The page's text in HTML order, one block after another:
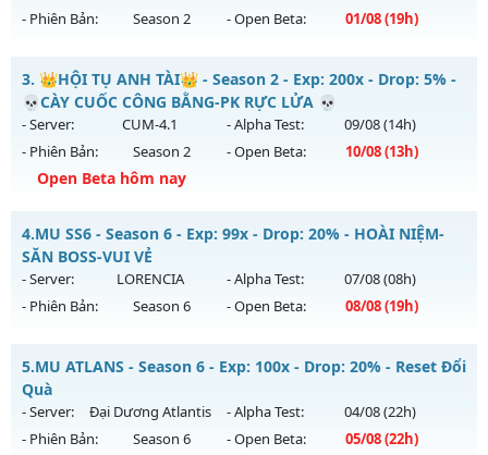
Exp: 9999x - Drop: 90%
Thể loại: Mu Custom thêm đồ mới
Antihack: Gold dragon
- Phiên Bản:
Season 2 - Open Beta: 01/08(19h)
MU CỔ XƯA - Cày Cuốc 100%, Không Custom
Mu mới ra tháng 08 2026 - Mở máy chủ HOÀI NIỆM
ngày 01/08/2626
Exp: 100x - Drop: 10%
Kiểu reset: Reset In Game
Antihack: Phiên bản mới nhất
3. 👑HỘI TỤ ANH TÀI👑 - Season 2 - Exp: 200x - Drop: 5% -
💀CÀY CUỐC CÔNG BẰNG-PK RỰC LỬA 💀
- Server: CUM-4.1 - Alpha Test: 09/08(14h)
- Phiên Bản:
Season 2 - Open Beta: 10/08(13h)
Open Beta hôm nay
👑HỘI TỤ ANH TÀI👑 - 💀CÀY CUỐC CÔNG BẰNG-PK RỰC
LỬA 💀
Mu mới ra tháng 08 2026 - Mở máy chủ
CUM-4.1vào 13h
ngày 10/08/2626
Kiểu reset: Reset In Game
Thể loại: Mu Nguyên bản Webzen
Antihack: Sharkguard
4.MU SS6 - Season 6 - Exp: 99x - Drop: 20% - HOÀI NIỆM-
SĂN BOSS-VUI VẺ
- Server: LORENCIA - Alpha Test: 07/08(08h)
- Phiên Bản:
Season 6 - Open Beta: 08/08(19h)
Mu mới ra tháng 08 2026 - Mở máy chủ
ngày 08/08/2626
Exp: 99x - Drop: 20%
5.MU ATLANS - Season 6 - Exp: 100x - Drop: 20% - Reset Đổi
Quà
- Server: Đại Dương Atlantis - Alpha Test: 04/08(22h)
- Phiên Bản:
Season 6 - Open Beta: 05/08(22h)